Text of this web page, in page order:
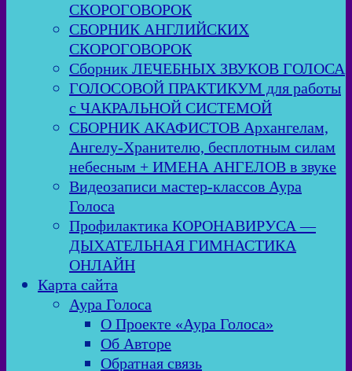
СКОРОГОВОРОК
СБОРНИК АНГЛИЙСКИХ
СКОРОГОВОРОК
Сборник ЛЕЧЕБНЫХ ЗВУКОВ ГОЛОСА
ГОЛОСОВОЙ ПРАКТИКУМ для работы
с ЧАКРАЛЬНОЙ СИСТЕМОЙ
СБОРНИК АКАФИСТОВ Архангелам,
Ангелу-Хранителю, бесплотным силам
небесным + ИМЕНА АНГЕЛОВ в звуке
Видеозаписи мастер-классов Аура
Голоса
Профилактика КОРОНАВИРУСА —
ДЫХАТЕЛЬНАЯ ГИМНАСТИКА
ОНЛАЙН
Карта сайта
Аура Голоса
О Проекте «Аура Голоса»
Об Авторе
Обратная связь